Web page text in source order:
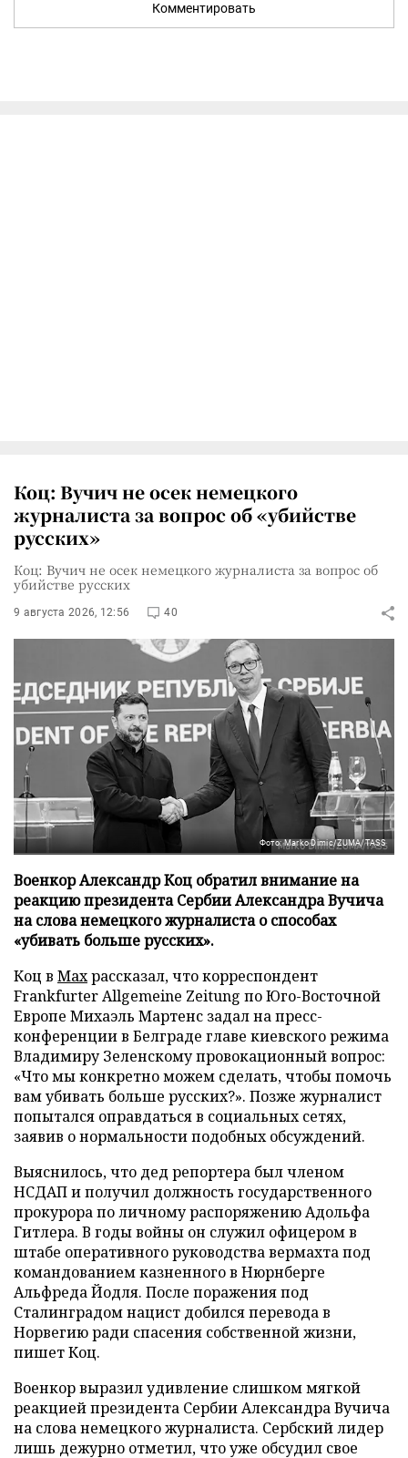
Комментировать
Коц: Вучич не осек немецкого
журналиста за вопрос об «убийстве
русских»
Коц: Вучич не осек немецкого журналиста за вопрос об
убийстве русских
9 августа 2026, 12:56 40
Фото: Marko Dimic/ZUMA/TASS
Военкор Александр Коц обратил внимание на
реакцию президента Сербии Александра Вучича
на слова немецкого журналиста о способах
«убивать больше русских».
Коц в Махрассказал, что корреспондент
Frankfurter Allgemeine Zeitung по Юго-Восточной
Европе Михаэль Мартенс задал на пресс-
конференции в Белграде главе киевского режима
Владимиру Зеленскому провокационный вопрос:
«Что мы конкретно можем сделать, чтобы помочь
вам убивать больше русских?». Позже журналист
попытался оправдаться в социальных сетях,
заявив о нормальности подобных обсуждений.
Выяснилось, что дед репортера был членом
НСДАП и получил должность государственного
прокурора по личному распоряжению Адольфа
Гитлера. В годы войны он служил офицером в
штабе оперативного руководства вермахта под
командованием казненного в Нюрнберге
Альфреда Йодля. После поражения под
Сталинградом нацист добился перевода в
Норвегию ради спасения собственной жизни,
пишет Коц.
Военкор выразил удивление слишком мягкой
реакцией президента Сербии Александра Вучича
на слова немецкого журналиста. Сербский лидер
лишь дежурно отметил, что уже обсудил свое